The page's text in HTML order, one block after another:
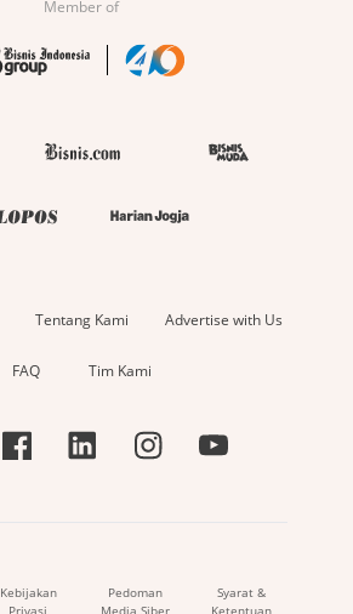
Member of
Tentang Kami Advertise with Us
FAQ Tim Kami
Kebijakan
Privasi
Pedoman
Media Siber
Syarat &
Ketentuan